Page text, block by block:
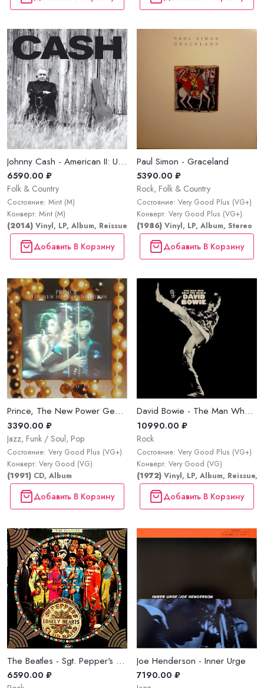
Johnny Cash - American II: Unchained
6590.00 ₽
Folk & Country
Состояние: Mint (M)
Конверт: Mint (M)
(2014) Vinyl, LP, Album, Reissue, Stereo
Добавить В Корзину
Paul Simon - Graceland
5390.00 ₽
Rock, Folk & Country
Состояние: Very Good Plus (VG+)
Конверт: Very Good Plus (VG+)
(1986) Vinyl, LP, Album, Stereo
Добавить В Корзину
Prince, The New Power Generation - Diamonds And Pearls
3390.00 ₽
Jazz, Funk / Soul, Pop
Состояние: Very Good Plus (VG+)
Конверт: Very Good (VG)
(1991) CD, Album
Добавить В Корзину
David Bowie - The Man Who Sold The World
10990.00 ₽
Rock
Состояние: Very Good Plus (VG+)
Конверт: Very Good (VG)
(1972) Vinyl, LP, Album, Reissue,
Добавить В Корзину
The Beatles - Sgt. Pepper's Lonely Hearts Club Band
6590.00 ₽
Joe Henderson - Inner Urge
7190.00 ₽